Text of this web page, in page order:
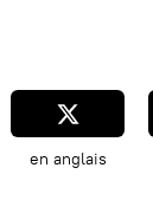
en anglais